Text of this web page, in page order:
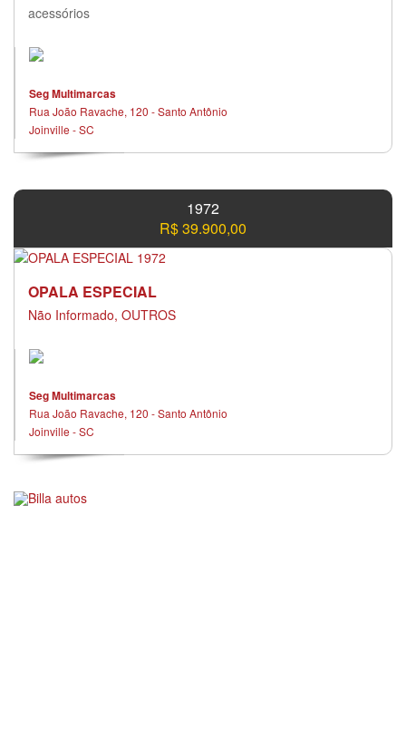
acessórios
Seg Multimarcas
Rua João Ravache, 120 - Santo Antônio
Joinville - SC
1972
R$ 39.900,00
OPALA ESPECIAL
Não Informado, OUTROS
Seg Multimarcas
Rua João Ravache, 120 - Santo Antônio
Joinville - SC